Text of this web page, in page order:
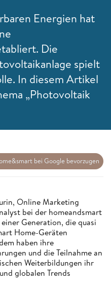
Energien hat
Die
spielt
In diesem Artikel
„Photovoltaik
bei Google bevorzugen
Online Marketing
bei der homeandsmart
Generation, die quasi
Home-Geräten
haben ihre
und die Teilnahme an
Weiterbildungen ihr
globalen Trends